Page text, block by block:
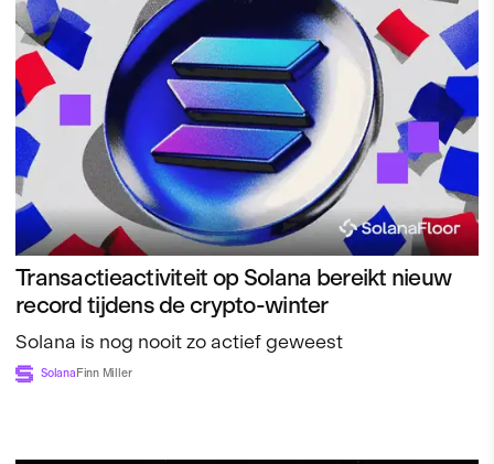
Transactieactiviteit op Solana bereikt nieuw
record tijdens de crypto-winter
Solana is nog nooit zo actief geweest
SolanaFinn Miller